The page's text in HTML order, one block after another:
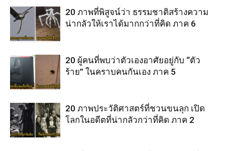
20 ภาพที่พิสูจน์ว่า ธรรมชาติสร้างความ
น่ากลัวให้เราได้มากกว่าที่คิด ภาค 6
20 ผู้คนที่พบว่าตัวเองอาศัยอยู่กับ “ตัว
ร้าย” ในคราบคนกันเอง ภาค 5
20 ภาพประวัติศาสตร์ที่ชวนขนลุก เปิด
โลกในอดีตที่น่ากลัวกว่าที่คิด ภาค 2